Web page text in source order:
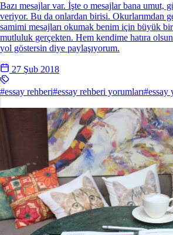
Bazı mesajlar var. İşte o mesajlar bana umut,
veriyor. Bu da onlardan birisi. Okurlarımdan
samimi mesajları okumak benim için büyük
mutluluk gerçekten. Hem kendime hatıra
yol göstersin diye paylaşıyorum.
27 Şub 2018
#essay rehberi#essay rehberi yorumları#essay